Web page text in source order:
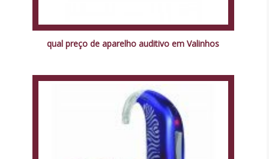
qual preço de aparelho auditivo em Valinhos